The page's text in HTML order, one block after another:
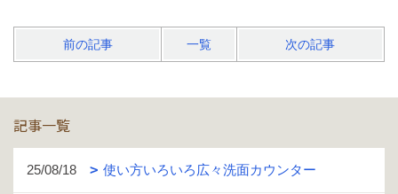
前の記事 一覧 次の記事
記事一覧
25/08/18 使い方いろいろ広々洗面カウンター